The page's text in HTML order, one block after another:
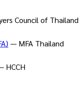
Council of Thailand
— MFA Thailand
HCCH